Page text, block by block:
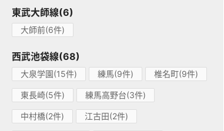
東武大師線(6)
大師前(6件)
西武池袋線(68)
大泉学園(15件) 練馬(9件) 椎名町(9件)
東長崎(5件) 練馬高野台(3件)
中村橋(2件) 江古田(2件)